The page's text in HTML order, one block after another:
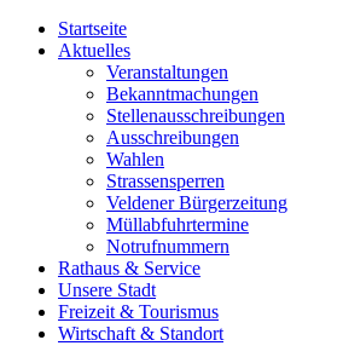
Startseite
Aktuelles
Veranstaltungen
Bekanntmachungen
Stellenausschreibungen
Ausschreibungen
Wahlen
Strassensperren
Veldener Bürgerzeitung
Müllabfuhrtermine
Notrufnummern
Rathaus & Service
Unsere Stadt
Freizeit & Tourismus
Wirtschaft & Standort